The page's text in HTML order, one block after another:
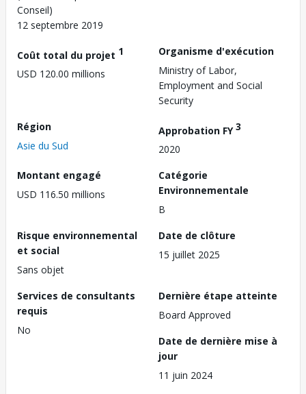
Conseil)
12 septembre 2019
Coût total du projet 1
USD 120.00 millions
Organisme d'exécution
Ministry of Labor,
Employment and Social
Security
Région
Asie du Sud
Approbation FY3
2020
Montant engagé
USD 116.50 millions
Catégorie
Environnementale
B
Risque environnemental
et social
Sans objet
Date de clôture
15 juillet 2025
Services de consultants
requis
No
Dernière étape atteinte
Board Approved
Date de dernière mise à
jour
11 juin 2024